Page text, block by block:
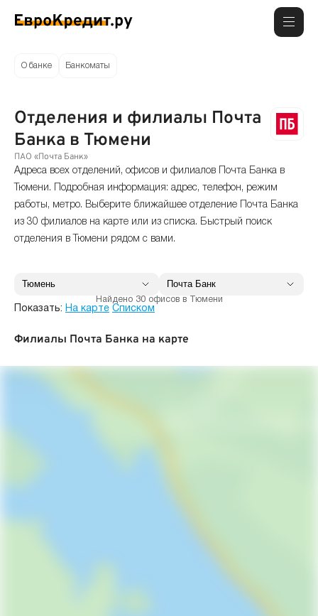
О банке Банкоматы
Отделения и филиалы Почта
Банка в Тюмени
ПАО «Почта Банк»
Адреса всех отделений, офисов и филиалов Почта Банка в
Тюмени. Подробная информация: адрес, телефон, режим
работы, метро. Выберите ближайшее отделение Почта Банка
из 30 филиалов на карте или из списка. Быстрый поиск
отделения в Тюмени рядом с вами.
Найдено 30 офисов в Тюмени
Показать: На карте Списком
Филиалы Почта Банка на карте